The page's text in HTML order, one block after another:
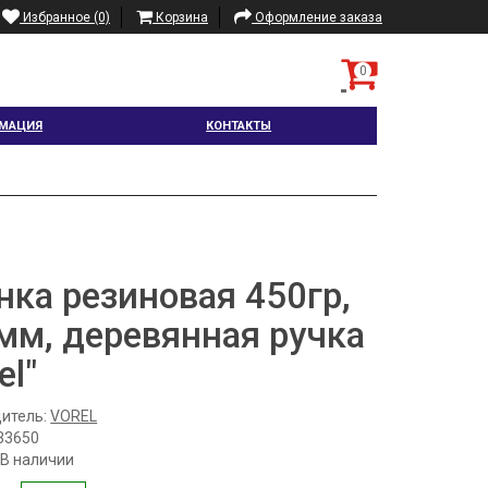
Избранное (0) Корзина Оформление заказа
0
КОНТАКТЫ
резиновая 450гр,
деревянная ручка
VOREL
наличии